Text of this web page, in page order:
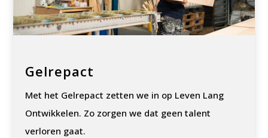
Gelrepact
Met het Gelrepact zetten we in op Leven Lang
Ontwikkelen. Zo zorgen we dat geen talent
verloren gaat.